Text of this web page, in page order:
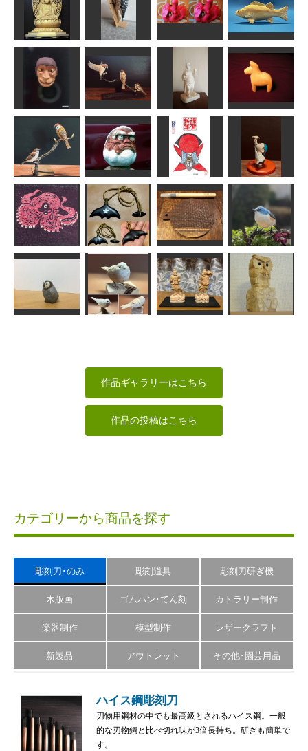
童文殊
Issay
阿弥陀如来
shadow
虚空蔵菩薩
天燈鬼・聖燈
鬼
金ちゃん
はぐれ庵
コゲラ
あらやん
天狗
こばこば
ヒラスズキ
舅猿
武宝
スズメ part II
MINI
毘沙門天
アラン
ダーラナホー
ス
TK
スズメ
MINI
だるま大師
sigesama
2016年年賀状
さるぼぼ
fuku
紙飛行機
MINI
タコちゃん
すずめようこ
ホエールテー
ルネックレス
wavers design
Carving
CuttingBoard…
Hot'nToshi
ルリビタキ
MINI
ユキヒメドリ 金剛力士
作品ギャラリーはこちら
作品の投稿はこちら
カテゴリーから商品を探す
彫刻刀･のみ 彫刻道具 彫刻刀研ぎ機
木版画 ゴムハン･てん刻 カトラリー制作
楽器制作 模型制作 レザークラフト
新製品 アウトレット その他･園芸用品
ハイス鋼彫刻刀
刃物用鋼材の中でも最高級とされるハイス鋼。一般
的な刃物鋼と比べ切れ味が3倍長持ち。研ぎも簡単で
す。